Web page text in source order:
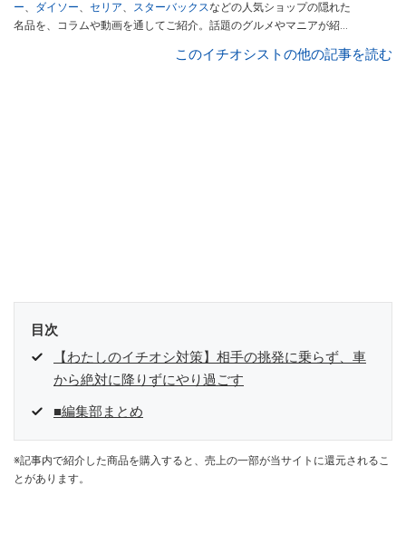
ー、 ダイソー、 セリア、 スターバックスなどの人気ショップの隠れた
名品を、コラムや動画を通してご紹介。話題のグルメやマニアが紹介
インフルエンサーが実際に使用してレビューしています。毎日トレン
このイチオシストの他の記事を読む
目次
【わたしのイチオシ対策】相手の挑発に乗らず、車
から絶対に降りずにやり過ごす
■編集部まとめ
※記事内で紹介した商品を購入すると、売上の一部が当サイトに還元されるこ
とがあります。